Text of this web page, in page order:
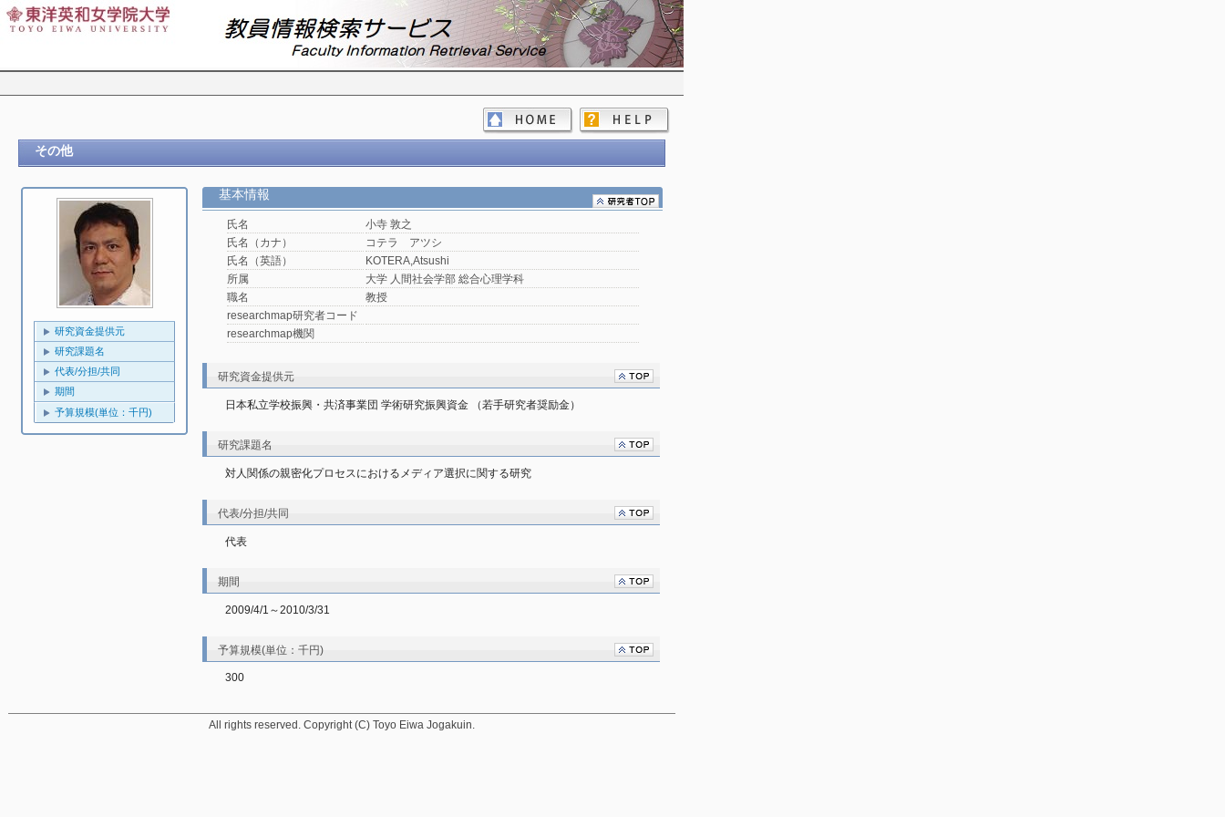
その他
研究資金提供元
研究課題名
代表/分担/共同
期間
予算規模(単位：千円)
基本情報
氏名
小寺 敦之
氏名（カナ）
コテラ アツシ
氏名（英語）
KOTERA,Atsushi
所属
大学 人間社会学部 総合心理学科
職名
教授
researchmap研究者コード
researchmap機関
研究資金提供元
日本私立学校振興・共済事業団 学術研究振興資金 （若手研究者奨励金）
研究課題名
対人関係の親密化プロセスにおけるメディア選択に関する研究
代表/分担/共同
代表
期間
2009/4/1～2010/3/31
予算規模(単位：千円)
300